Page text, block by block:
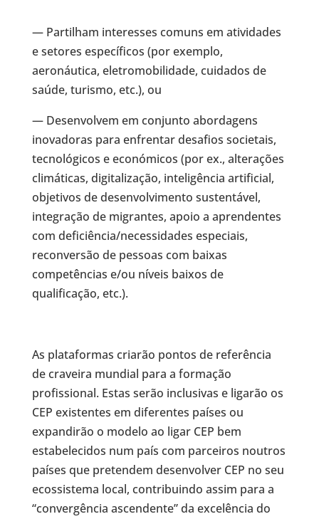
— Partilham interesses comuns em atividades
e setores específicos (por exemplo,
aeronáutica, eletromobilidade, cuidados de
saúde, turismo, etc.), ou
— Desenvolvem em conjunto abordagens
inovadoras para enfrentar desafios societais,
tecnológicos e económicos (por ex., alterações
climáticas, digitalização, inteligência artificial,
objetivos de desenvolvimento sustentável,
integração de migrantes, apoio a aprendentes
com deficiência/necessidades especiais,
reconversão de pessoas com baixas
competências e/ou níveis baixos de
qualificação, etc.).
As plataformas criarão pontos de referência
de craveira mundial para a formação
profissional. Estas serão inclusivas e ligarão os
CEP existentes em diferentes países ou
expandirão o modelo ao ligar CEP bem
estabelecidos num país com parceiros noutros
países que pretendem desenvolver CEP no seu
ecossistema local, contribuindo assim para a
“convergência ascendente” da excelência do